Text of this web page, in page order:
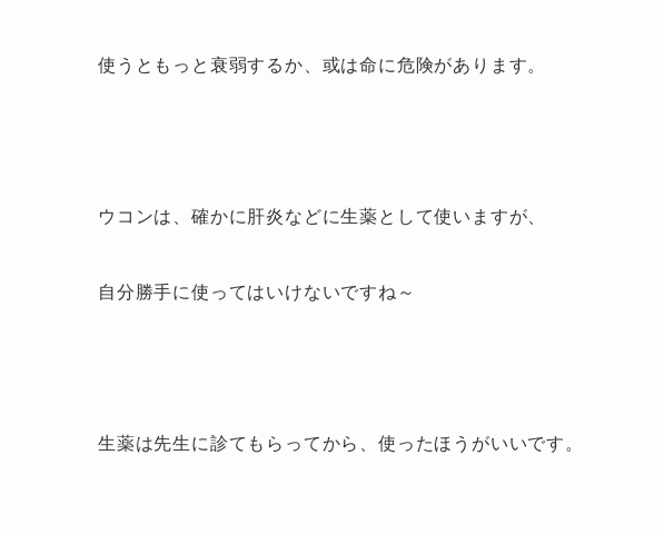
使うともっと衰弱するか、或は命に危険があります。
ウコンは、確かに肝炎などに生薬として使いますが、
自分勝手に使ってはいけないですね～
生薬は先生に診てもらってから、使ったほうがいいです。